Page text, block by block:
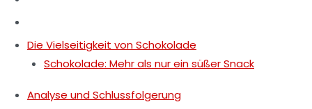
Die Vielseitigkeit von Schokolade
Schokolade: Mehr als nur ein süßer Snack
Analyse und Schlussfolgerung